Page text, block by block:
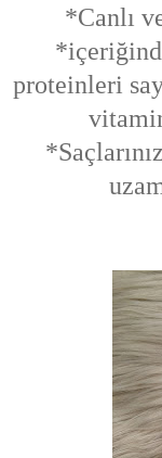
*Canlı
proteinleri